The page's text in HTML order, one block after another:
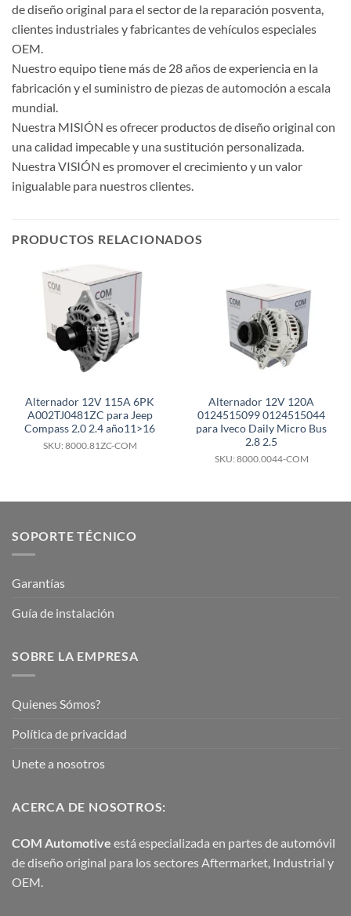
de diseño original para el sector de la reparación posventa,
clientes industriales y fabricantes de vehículos especiales
OEM.
Nuestro equipo tiene más de 28 años de experiencia en la
fabricación y el suministro de piezas de automoción a escala
mundial.
Nuestra MISIÓN es ofrecer productos de diseño original con
una calidad impecable y una sustitución personalizada.
Nuestra VISIÓN es promover el crecimiento y un valor
inigualable para nuestros clientes.
PRODUCTOS RELACIONADOS
Alternador 12V 115A 6PK
A002TJ0481ZC para Jeep
Compass 2.0 2.4 año11>16
SKU: 8000.81ZC-COM
Alternador 12V 120A
0124515099 0124515044
para Iveco Daily Micro Bus
2.8 2.5
SKU: 8000.0044-COM
SOPORTE TÉCNICO
Garantías
Guía de instalación
SOBRE LA EMPRESA
Quienes Sómos?
Política de privacidad
Unete a nosotros
ACERCA DE NOSOTROS:
COM Automotive está especializada en partes de automóvil
de diseño original para los sectores Aftermarket, Industrial y
OEM.